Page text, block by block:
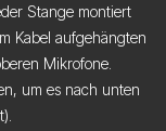
Stange montiert
Kabel aufgehängten
Mikrofone.
um es nach unten